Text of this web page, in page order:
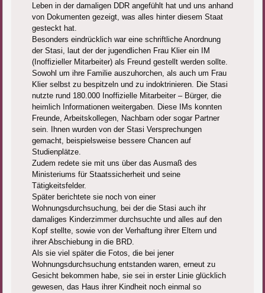
Leben in der damaligen DDR angefühlt hat und uns anhand
von Dokumenten gezeigt, was alles hinter diesem Staat
gesteckt hat.
Besonders eindrücklich war eine schriftliche Anordnung
der Stasi, laut der der jugendlichen Frau Klier ein IM
(Inoffizieller Mitarbeiter) als Freund gestellt werden sollte.
Sowohl um ihre Familie auszuhorchen, als auch um Frau
Klier selbst zu bespitzeln und zu indoktrinieren. Die Stasi
nutzte rund 180.000 Inoffizielle Mitarbeiter – Bürger, die
heimlich Informationen weitergaben. Diese IMs konnten
Freunde, Arbeitskollegen, Nachbarn oder sogar Partner
sein. Ihnen wurden von der Stasi Versprechungen
gemacht, beispielsweise bessere Chancen auf
Studienplätze.
Zudem redete sie mit uns über das Ausmaß des
Ministeriums für Staatssicherheit und seine
Tätigkeitsfelder.
Später berichtete sie noch von einer
Wohnungsdurchsuchung, bei der die Stasi auch ihr
damaliges Kinderzimmer durchsuchte und alles auf den
Kopf stellte, sowie von der Verhaftung ihrer Eltern und
ihrer Abschiebung in die BRD.
Als sie viel später die Fotos, die bei jener
Wohnungsdurchsuchung entstanden waren, erneut zu
Gesicht bekommen habe, sie sei in erster Linie glücklich
gewesen, das Haus ihrer Kindheit noch einmal so